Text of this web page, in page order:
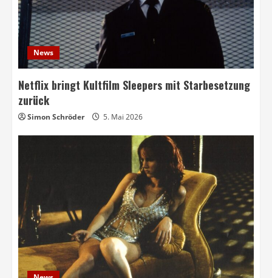
News
Netflix bringt Kultfilm Sleepers mit Starbesetzung
zurück
Simon Schröder 5. Mai 2026